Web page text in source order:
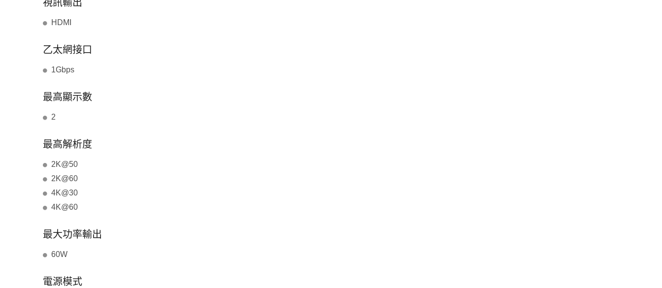
視訊輸出
HDMI
乙太網接口
1Gbps
最高顯示數
2
最高解析度
2K@50
2K@60
4K@30
4K@60
最大功率輸出
60W
電源模式